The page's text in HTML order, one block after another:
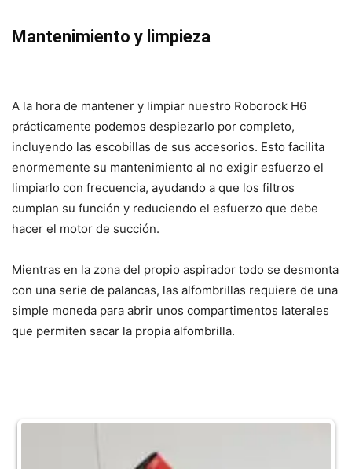
Mantenimiento y limpieza
A la hora de mantener y limpiar nuestro Roborock H6
prácticamente podemos despiezarlo por completo,
incluyendo las escobillas de sus accesorios. Esto facilita
enormemente su mantenimiento al no exigir esfuerzo el
limpiarlo con frecuencia, ayudando a que los filtros
cumplan su función y reduciendo el esfuerzo que debe
hacer el motor de succión.
Mientras en la zona del propio aspirador todo se desmonta
con una serie de palancas, las alfombrillas requiere de una
simple moneda para abrir unos compartimentos laterales
que permiten sacar la propia alfombrilla.